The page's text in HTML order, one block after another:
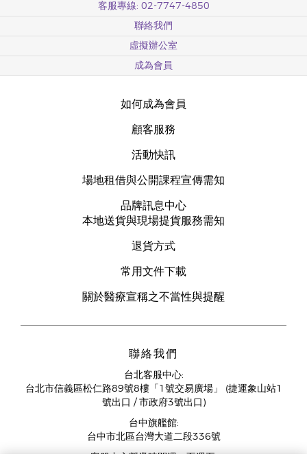
客服專線: 02-7747-4850
聯絡我們
虛擬辦公室
成為會員
如何成為會員
顧客服務
活動快訊
場地租借與公開課程宣傳需知
品牌訊息中心
本地送貨與現場提貨服務需知
退貨方式
常用文件下載
關於醫療宣稱之不當性與提醒
聯絡我們
台北客服中心:
台北市信義區松仁路89號8樓「1號交易廣場」 (捷運象山站1
號出口 / 市政府3號出口)
台中旗艦館:
台中市北區台灣大道二段336號